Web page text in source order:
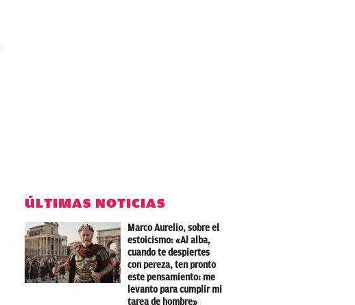
ÚLTIMAS NOTICIAS
Marco Aurelio, sobre el
estoicismo: «Al alba,
cuando te despiertes
con pereza, ten pronto
este pensamiento: me
levanto para cumplir mi
tarea de hombre»